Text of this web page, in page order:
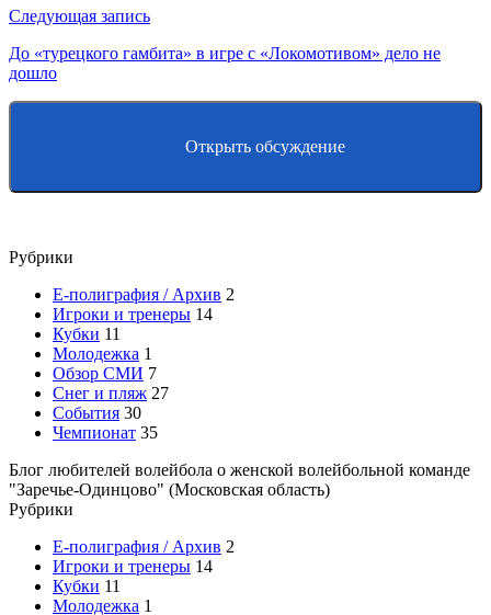
Следующая запись
До «турецкого гамбита» в игре с «Локомотивом» дело не
дошло
Открыть обсуждение
Рубрики
E-полиграфия / Архив 2
Игроки и тренеры 14
Кубки 11
Молодежка 1
Обзор СМИ 7
Снег и пляж 27
События 30
Чемпионат 35
Блог любителей волейбола о женской волейбольной команде
"Заречье-Одинцово" (Московская область)
Рубрики
E-полиграфия / Архив 2
Игроки и тренеры 14
Кубки 11
Молодежка 1